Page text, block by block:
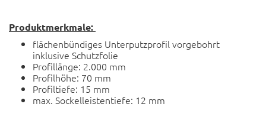
Produktmerkmale:
flächenbündiges Unterputzprofil vorgebohrt
inklusive Schutzfolie
Profillänge: 2.000 mm
Profilhöhe: 70 mm
Profiltiefe: 15 mm
max. Sockelleistentiefe: 12 mm